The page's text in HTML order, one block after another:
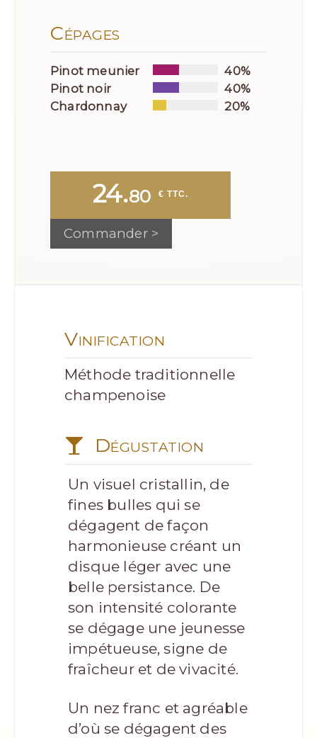
Cépages
Pinot meunier
40%
Pinot noir
40%
Chardonnay
20%
24.80  € TTC.
Commander >
Vinification
Méthode traditionnelle
champenoise
Dégustation
Un visuel cristallin, de
fines bulles qui se
dégagent de façon
harmonieuse créant un
disque léger avec une
belle persistance. De
son intensité colorante
se dégage une jeunesse
impétueuse, signe de
fraîcheur et de vivacité.
Un nez franc et agréable
d’où se dégagent des